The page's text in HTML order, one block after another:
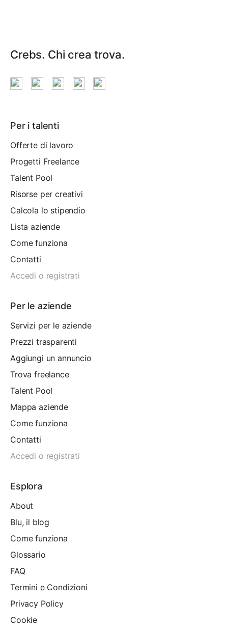
Crebs. Chi crea trova.
Per i talenti
Offerte di lavoro
Progetti Freelance
Talent Pool
Risorse per creativi
Calcola lo stipendio
Lista aziende
Come funziona
Contatti
Accedi o registrati
Per le aziende
Servizi per le aziende
Prezzi trasparenti
Aggiungi un annuncio
Trova freelance
Talent Pool
Mappa aziende
Come funziona
Contatti
Accedi o registrati
Esplora
About
Blu, il blog
Come funziona
Glossario
FAQ
Termini e Condizioni
Privacy Policy
Cookie